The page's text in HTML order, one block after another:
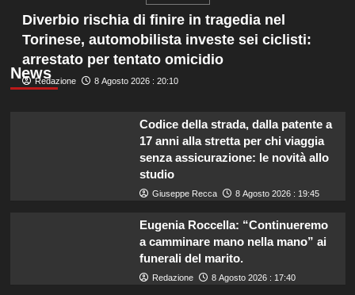
Spagna:
la
Commissione
attiva
articoli
News
Diverbio rischia di finire in tragedia nel
Torinese, automobilista investe sei ciclisti:
arrestato per tentato omicidio
Redazione 8 Agosto 2026 : 20:10
Codice della strada, dalla patente a
17 anni alla stretta per chi viaggia
senza assicurazione: le novità allo
studio
Giuseppe Recca 8 Agosto 2026 : 19:45
Eugenia Roccella: “Continueremo
a camminare mano nella mano” ai
funerali del marito.
Redazione 8 Agosto 2026 : 17:40